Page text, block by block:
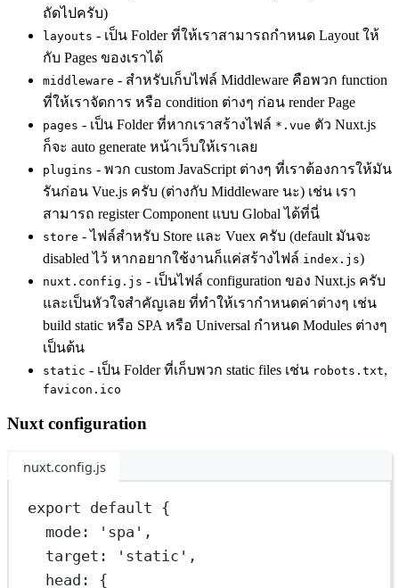
ถัดไปครับ)
layouts - เป็น Folder ที่ให้เราสามารถกำหนด Layout ให้
กับ Pages ของเราได้
middleware - สำหรับเก็บไฟล์ Middleware คือพวก function
ที่ให้เราจัดการ หรือ condition ต่างๆ ก่อน render Page
pages - เป็น Folder ที่หากเราสร้างไฟล์ *.vue ตัว Nuxt.js
ก็จะ auto generate หน้าเว็บให้เราเลย
plugins - พวก custom JavaScript ต่างๆ ที่เราต้องการให้มัน
รันก่อน Vue.js ครับ (ต่างกับ Middleware นะ) เช่น เรา
สามารถ register Component แบบ Global ได้ที่นี่
store - ไฟล์สำหรับ Store และ Vuex ครับ (default มันจะ
disabled ไว้ หากอยากใช้งานก็แค่สร้างไฟล์ index.js)
nuxt.config.js - เป็นไฟล์ configuration ของ Nuxt.js ครับ
และเป็นหัวใจสำคัญเลย ที่ทำให้เรากำหนดค่าต่างๆ เช่น
build static หรือ SPA หรือ Universal กำหนด Modules ต่างๆ
เป็นต้น
static - เป็น Folder ที่เก็บพวก static files เช่น robots.txt,
favicon.ico
Nuxt configuration
nuxt.config.js
export default {
mode:
'spa' ,
target:
'static' ,
head: {